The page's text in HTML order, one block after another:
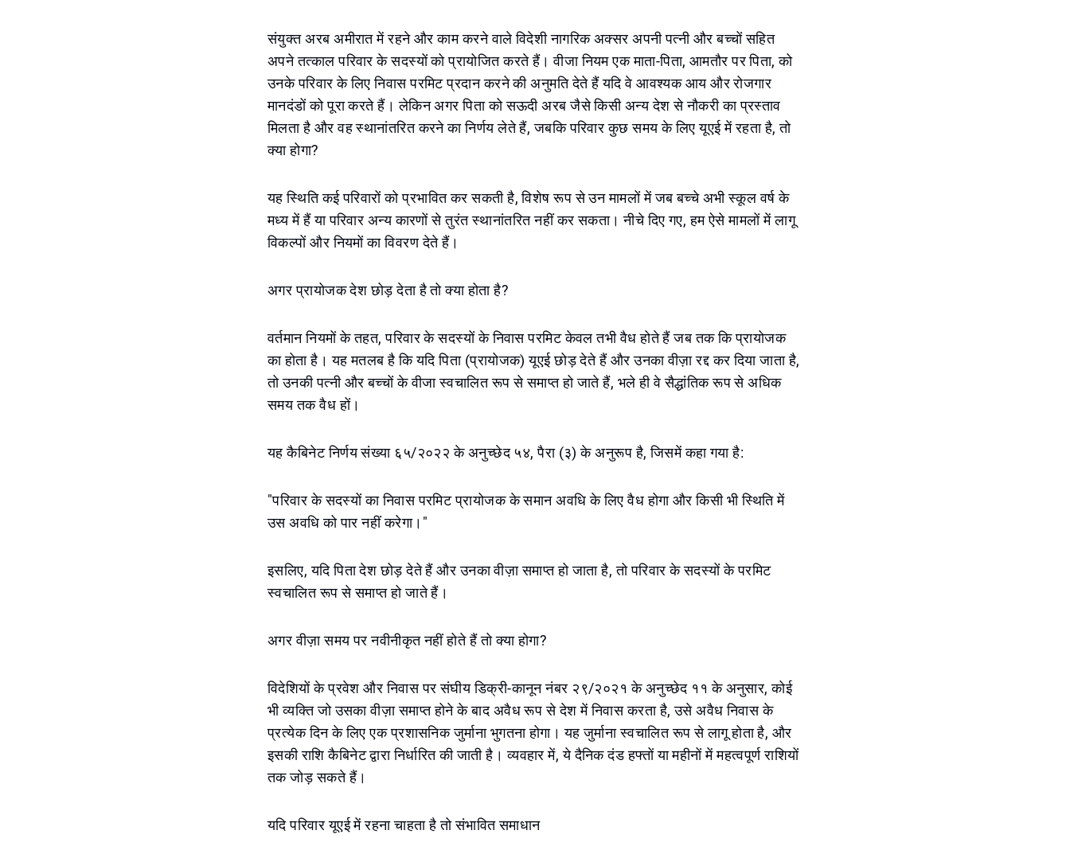
संयुक्त अरब अमीरात में रहने और काम करने वाले विदेशी नागरिक अक्सर अपनी पत्नी और बच्चों सहित
अपने तत्काल परिवार के सदस्यों को प्रायोजित करते हैं। वीजा नियम एक माता-पिता, आमतौर पर पिता, को
उनके परिवार के लिए निवास परमिट प्रदान करने की अनुमति देते हैं यदि वे आवश्यक आय और रोजगार
मानदंडों को पूरा करते हैं। लेकिन अगर पिता को सऊदी अरब जैसे किसी अन्य देश से नौकरी का प्रस्ताव
मिलता है और वह स्थानांतरित करने का निर्णय लेते हैं, जबकि परिवार कुछ समय के लिए यूएई में रहता है, तो
क्या होगा?
यह स्थिति कई परिवारों को प्रभावित कर सकती है, विशेष रूप से उन मामलों में जब बच्चे अभी स्कूल वर्ष के
मध्य में हैं या परिवार अन्य कारणों से तुरंत स्थानांतरित नहीं कर सकता। नीचे दिए गए, हम ऐसे मामलों में लागू
विकल्पों और नियमों का विवरण देते हैं।
अगर प्रायोजक देश छोड़ देता है तो क्या होता है?
वर्तमान नियमों के तहत, परिवार के सदस्यों के निवास परमिट केवल तभी वैध होते हैं जब तक कि प्रायोजक
का होता है। यह मतलब है कि यदि पिता (प्रायोजक) यूएई छोड़ देते हैं और उनका वीज़ा रद्द कर दिया जाता है,
तो उनकी पत्नी और बच्चों के वीजा स्वचालित रूप से समाप्त हो जाते हैं, भले ही वे सैद्धांतिक रूप से अधिक
समय तक वैध हों।
यह कैबिनेट निर्णय संख्या ६५/२०२२ के अनुच्छेद ५४, पैरा (३) के अनुरूप है, जिसमें कहा गया है:
"परिवार के सदस्यों का निवास परमिट प्रायोजक के समान अवधि के लिए वैध होगा और किसी भी स्थिति में
उस अवधि को पार नहीं करेगा।"
इसलिए, यदि पिता देश छोड़ देते हैं और उनका वीज़ा समाप्त हो जाता है, तो परिवार के सदस्यों के परमिट
स्वचालित रूप से समाप्त हो जाते हैं।
अगर वीज़ा समय पर नवीनीकृत नहीं होते हैं तो क्या होगा?
विदेशियों के प्रवेश और निवास पर संघीय डिक्री-कानून नंबर २९/२०२१ के अनुच्छेद ११ के अनुसार, कोई
भी व्यक्ति जो उसका वीज़ा समाप्त होने के बाद अवैध रूप से देश में निवास करता है, उसे अवैध निवास के
प्रत्येक दिन के लिए एक प्रशासनिक जुर्माना भुगतना होगा। यह जुर्माना स्वचालित रूप से लागू होता है, और
इसकी राशि कैबिनेट द्वारा निर्धारित की जाती है। व्यवहार में, ये दैनिक दंड हफ्तों या महीनों में महत्वपूर्ण राशियों
तक जोड़ सकते हैं।
यदि परिवार यूएई में रहना चाहता है तो संभावित समाधान